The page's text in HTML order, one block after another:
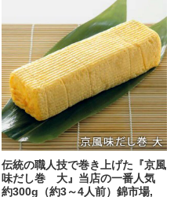
伝統の職人技で巻き上げた『京風
味だし巻 大』当店の一番人気
約300g（約3～4人前）錦市場,